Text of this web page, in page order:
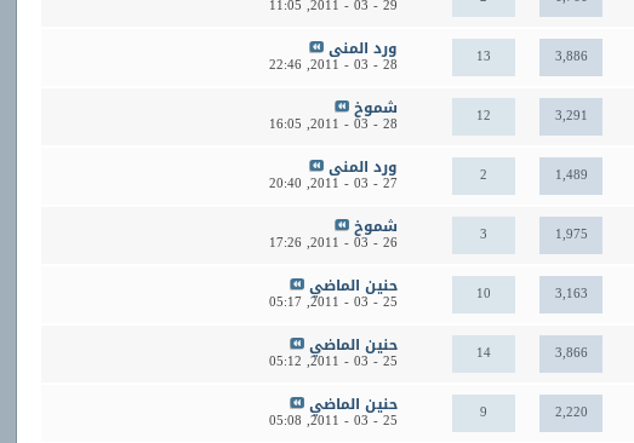
29 - 03 - 2011,
11:05
13 3,886 ورد المنى
28 - 03 - 2011,
22:46
12 3,291 شموخ
28 - 03 - 2011,
16:05
2 1,489 ورد المنى
27 - 03 - 2011,
20:40
3 1,975 شموخ
26 - 03 - 2011,
17:26
10 3,163 حنين الماضي
25 - 03 - 2011,
05:17
14 3,866 حنين الماضي
25 - 03 - 2011,
05:12
9 2,220 حنين الماضي
25 - 03 - 2011,
05:08